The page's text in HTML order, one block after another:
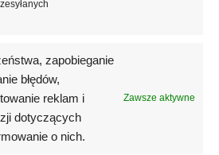
zapobieganie
błędów,
reklam i
dotyczących
o nich.
Zawsze aktywne
w domu.
odporny na odpryski i ścieranie.
i wydajne rozwiązanie do pracy
Produkt polecany jest osobom
beżowego lakieru hybrydowego o
eleganckim wykończeniu.